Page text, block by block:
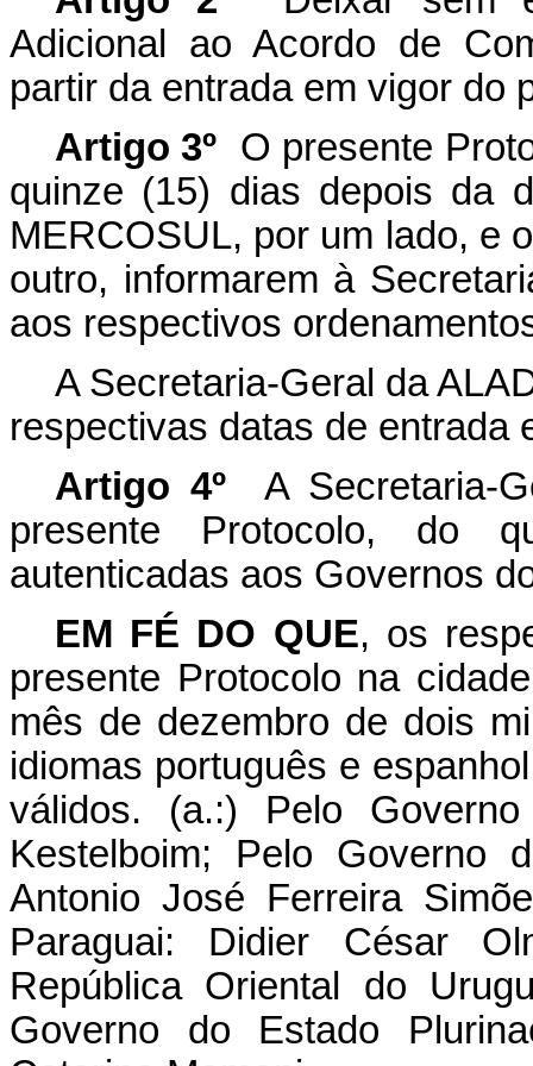
Adicional ao Acordo de
partir da entrada em vigor do
Artigo 3º O presente
quinze (15) dias depois da
MERCOSUL, por um lado, e
outro, informarem à
aos respectivos
A Secretaria-Geral da
respectivas datas de entrada
Artigo 4ºA Secretaria-
presente Protocolo, do
autenticadas aos Governos
EM FÉ DO QUE, os
presente Protocolo na
mês de dezembro de dois
idiomas português e
válidos. (a.:) Pelo
Kestelboim; Pelo Governo
Antonio José Ferreira
Paraguai: Didier César
República Oriental do
Governo do Estado